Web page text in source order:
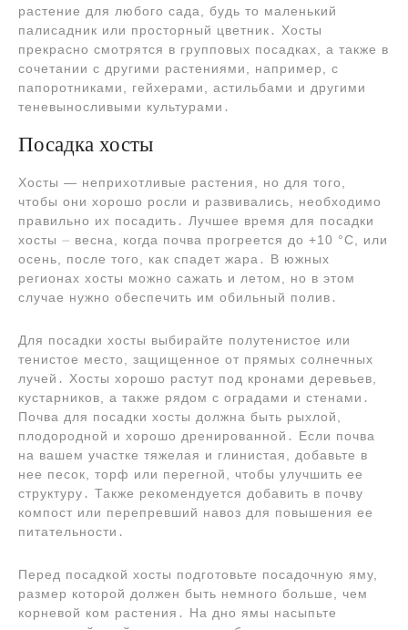
растение для любого сада, будь то маленький
палисадник или просторный цветник․ Хосты
прекрасно смотрятся в групповых посадках, а также в
сочетании с другими растениями, например, с
папоротниками, гейхерами, астильбами и другими
теневыносливыми культурами․
Посадка хосты
Хосты ― неприхотливые растения, но для того,
чтобы они хорошо росли и развивались, необходимо
правильно их посадить․ Лучшее время для посадки
хосты ⏤ весна, когда почва прогреется до +10 °C, или
осень, после того, как спадет жара․ В южных
регионах хосты можно сажать и летом, но в этом
случае нужно обеспечить им обильный полив․
Для посадки хосты выбирайте полутенистое или
тенистое место, защищенное от прямых солнечных
лучей․ Хосты хорошо растут под кронами деревьев,
кустарников, а также рядом с оградами и стенами․
Почва для посадки хосты должна быть рыхлой,
плодородной и хорошо дренированной․ Если почва
на вашем участке тяжелая и глинистая, добавьте в
нее песок, торф или перегной, чтобы улучшить ее
структуру․ Также рекомендуется добавить в почву
компост или перепревший навоз для повышения ее
питательности․
Перед посадкой хосты подготовьте посадочную яму,
размер которой должен быть немного больше, чем
корневой ком растения․ На дно ямы насыпьте